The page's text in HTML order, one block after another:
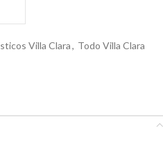
Villa Clara, Todo Villa Clara